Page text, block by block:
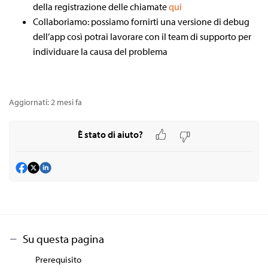
della registrazione delle chiamatequi
Collaboriamo: possiamo fornirti una versione di debug
dell’app così potrai lavorare con il team di supporto per
individuare la causa del problema
Aggiornati:2 mesi fa
È stato di aiuto?
Su questa pagina
Prerequisito